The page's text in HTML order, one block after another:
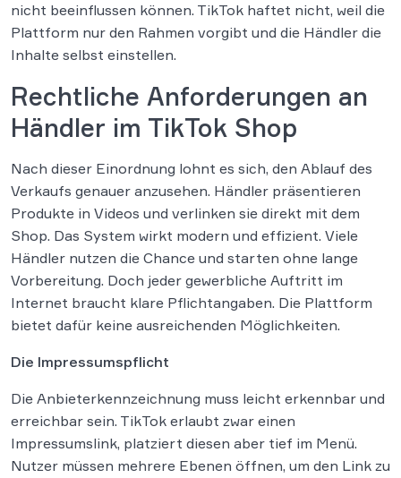
nicht beeinflussen können. TikTok haftet nicht, weil die
Plattform nur den Rahmen vorgibt und die Händler die
Inhalte selbst einstellen.
Rechtliche Anforderungen an
Händler im TikTok Shop
Nach dieser Einordnung lohnt es sich, den Ablauf des
Verkaufs genauer anzusehen. Händler präsentieren
Produkte in Videos und verlinken sie direkt mit dem
Shop. Das System wirkt modern und effizient. Viele
Händler nutzen die Chance und starten ohne lange
Vorbereitung. Doch jeder gewerbliche Auftritt im
Internet braucht klare Pflichtangaben. Die Plattform
bietet dafür keine ausreichenden Möglichkeiten.
Die Impressumspflicht
Die Anbieterkennzeichnung muss leicht erkennbar und
erreichbar sein. TikTok erlaubt zwar einen
Impressumslink, platziert diesen aber tief im Menü.
Nutzer müssen mehrere Ebenen öffnen, um den Link zu